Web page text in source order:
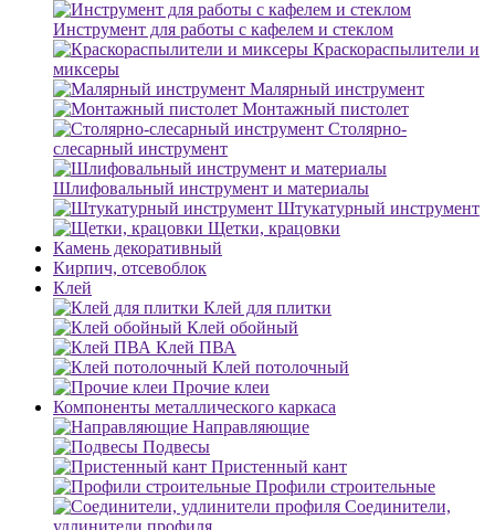
Инструмент для работы с кафелем и стеклом
Краскораспылители и
миксеры
Малярный инструмент
Монтажный пистолет
Столярно-
слесарный инструмент
Шлифовальный инструмент и материалы
Штукатурный инструмент
Щетки, крацовки
Камень декоративный
Кирпич, отсевоблок
Клей
Клей для плитки
Клей обойный
Клей ПВА
Клей потолочный
Прочие клеи
Компоненты металлического каркаса
Направляющие
Подвесы
Пристенный кант
Профили строительные
Соединители,
удлинители профиля